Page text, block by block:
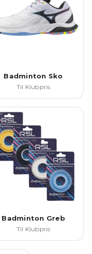
Badminton Sko
Til Klubpris
Badminton Greb
Til Klubpris